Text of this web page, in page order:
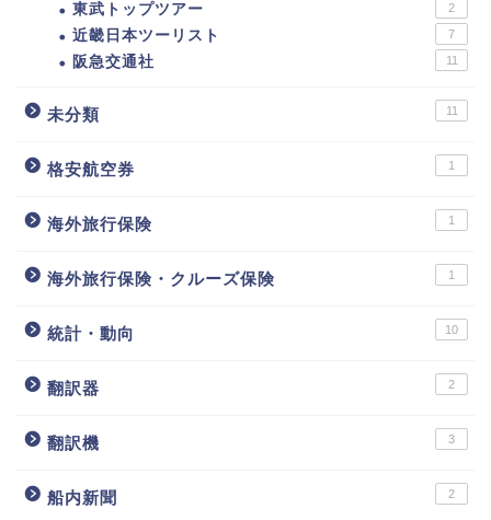
東武トップツアー 2
近畿日本ツーリスト 7
阪急交通社 11
未分類 11
格安航空券 1
海外旅行保険 1
海外旅行保険・クルーズ保険 1
統計・動向 10
翻訳器 2
翻訳機 3
船内新聞 2